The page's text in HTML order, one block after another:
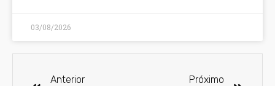
03/08/2026
Anterior Próximo